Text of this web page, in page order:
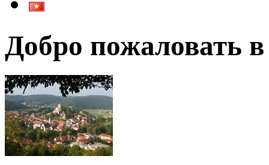
Добро пожаловать